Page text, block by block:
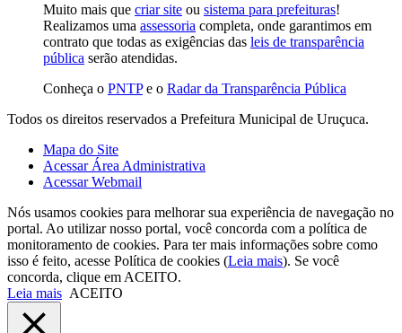
Muito mais que criar site ou sistema para prefeituras!
Realizamos uma assessoria completa, onde garantimos em
contrato que todas as exigências das leis de transparência
pública serão atendidas.
Conheça o PNTPe o Radar da Transparência Pública
Todos os direitos reservados a Prefeitura Municipal de Uruçuca.
Mapa do Site
Acessar Área Administrativa
Acessar Webmail
Nós usamos cookies para melhorar sua experiência de navegação no
portal. Ao utilizar nosso portal, você concorda com a política de
monitoramento de cookies. Para ter mais informações sobre como
isso é feito, acesse Política de cookies (Leia mais). Se você
concorda, clique em ACEITO.
Leia mais ACEITO